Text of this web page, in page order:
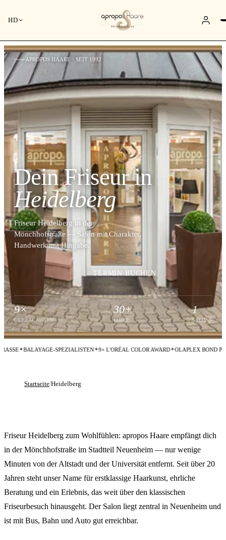
HD
APROPOS HAARE · SEIT 1992
Dein Friseur in
Heidelberg
Friseur Heidelberg in der
Mönchhofstraße — Salon mit Charakter,
Handwerk mit Hingabe.
TERMIN BUCHEN
9×
L'ORÉAL AWARD
30+
JAHRE
1
SALONS
BALAYAGE-SPEZIALISTEN 9× L'ORÉAL COLOR AWARD OLAPLEX BOND
Startseite Heidelberg
Friseur Heidelberg — apropos Haare
Friseur Heidelberg zum Wohlfühlen: apropos Haare empfängt dich
in der Mönchhofstraße im Stadtteil Neuenheim — nur wenige
Minuten von der Altstadt und der Universität entfernt. Seit über 20
Jahren steht unser Name für erstklassige Haarkunst, ehrliche
Beratung und ein Erlebnis, das weit über den klassischen
Friseurbesuch hinausgeht. Der Salon liegt zentral in Neuenheim und
ist mit Bus, Bahn und Auto gut erreichbar.